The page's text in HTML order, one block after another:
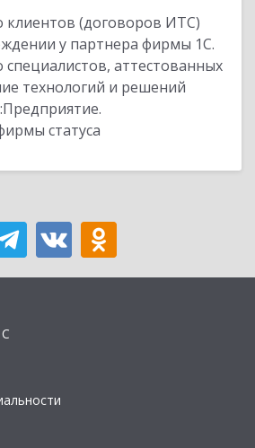
клиентов (договоров ИТС)
у партнера фирмы 1С.
специалистов, аттестованных
технологий и решений
статуса